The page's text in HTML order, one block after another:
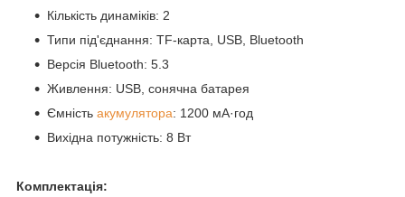
Кількість динаміків: 2
Типи під'єднання: TF-карта, USB, Bluetooth
Версія Bluetooth: 5.3
Живлення: USB, сонячна батарея
Ємність акумулятора: 1200 мА·год
Вихідна потужність: 8 Вт
Комплектація: